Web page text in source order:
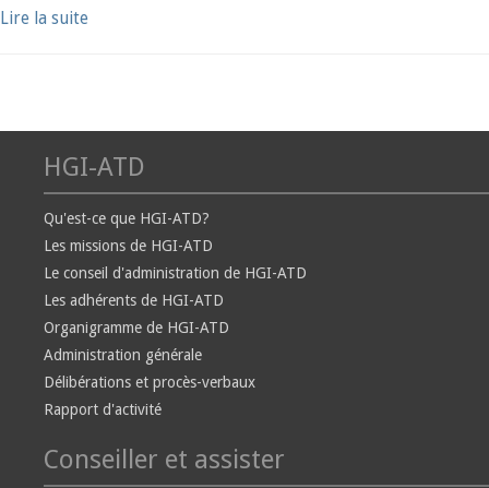
Lire la suite
HGI-ATD
Qu'est-ce que HGI-ATD?
Les missions de HGI-ATD
Le conseil d'administration de HGI-ATD
Les adhérents de HGI-ATD
Organigramme de HGI-ATD
Administration générale
Délibérations et procès-verbaux
Rapport d'activité
Conseiller et assister